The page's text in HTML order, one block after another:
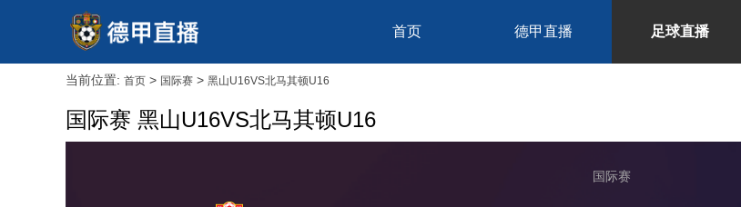
首页 德甲直播 足球直播
当前位置: 首页 > 国际赛 > 黑山U16VS北马其顿U16
国际赛 黑山U16VS北马其顿U16
国际赛